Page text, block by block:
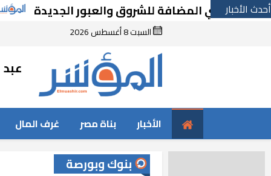
أحدث الأخبارالمضافة للشروق والعبور الجديدة
السبت 8 أغسطس 2026
الأخبار بناة مصر غرف المال
بنوك وبورصة